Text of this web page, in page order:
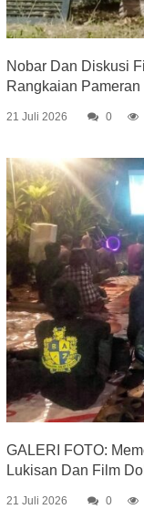
Nobar Dan Diskusi
Rangkaian
21 Juli 2026 0
GALERI FOTO:
Lukisan Dan Film
21 Juli 2026 0